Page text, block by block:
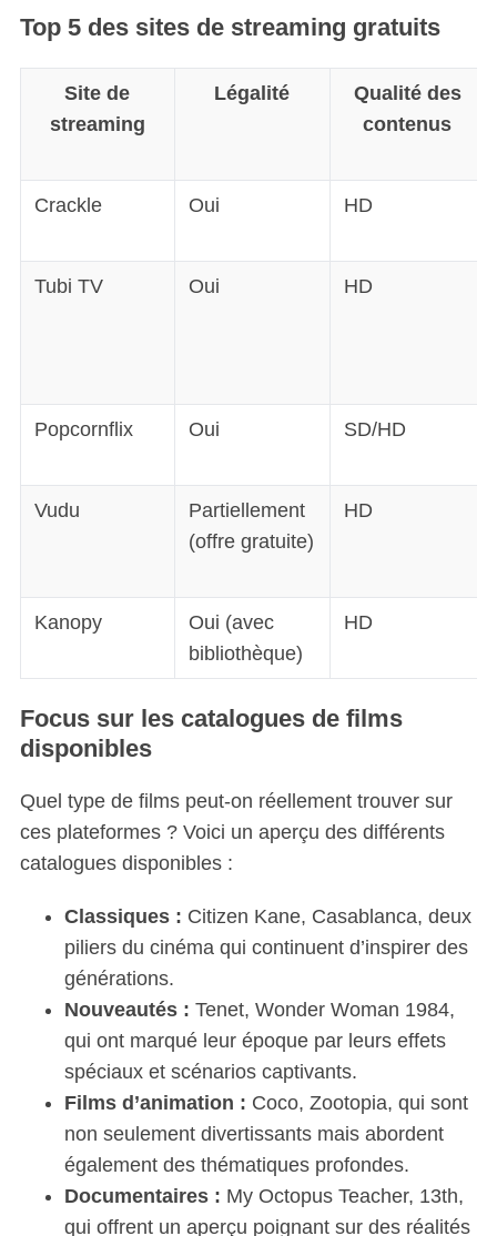
Top 5 des sites de streaming gratuits
Site de
streaming
Légalité
Qualité des
contenus
Crackle Oui HD
Tubi TV Oui HD
Popcornflix Oui SD/HD
Vudu
Partiellement
(offre gratuite)
HD
Kanopy
Oui (avec
bibliothèque)
HD
Focus sur les catalogues de films
disponibles
Quel type de films peut-on réellement trouver sur
ces plateformes ? Voici un aperçu des différents
catalogues disponibles :
Classiques : Citizen Kane, Casablanca, deux
piliers du cinéma qui continuent d’inspirer des
générations.
Nouveautés : Tenet, Wonder Woman 1984,
qui ont marqué leur époque par leurs effets
spéciaux et scénarios captivants.
Films d’animation : Coco, Zootopia, qui sont
non seulement divertissants mais abordent
également des thématiques profondes.
Documentaires : My Octopus Teacher, 13th,
qui offrent un aperçu poignant sur des réalités